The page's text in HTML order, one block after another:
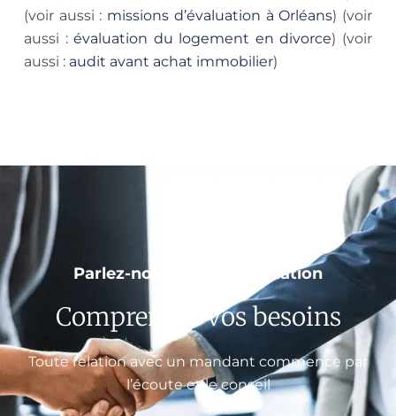
(voir aussi : missions d’évaluation à Orléans) (voir
aussi :évaluation du logement en divorce) (voir
aussi : audit avant achat immobilier)
Parlez-nous de votre situation
Comprendre vos besoins
Toute relation avec un mandant commence par
l’écoute et le conseil